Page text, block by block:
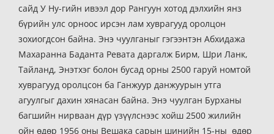
сайд У Ну-гийн ивээл дор Рангуун хотод дэлхийн янз
бүрийн улс орноос ирсэн лам хуврагууд оролцон
зохиогдсон байна. Энэ чуулганыг гэгээнтэн Абхидажа
Махаранна Баданта Ревата даргалж Бирм, Шри Ланк,
Тайланд, Энэтхэг болон бусад орны 2500 гаруй номтой
хуврагууд оролцсон ба Ганжуур данжуурын утга
агуулгыг дахин хянасан байна. Энэ чуулган Бурханы
багшийн нирваан дүр үзүүлснээс хойш 2500 жилийн
ойн өдөр 1956 оны Вешака сарын шинийн 15-ны өдөр